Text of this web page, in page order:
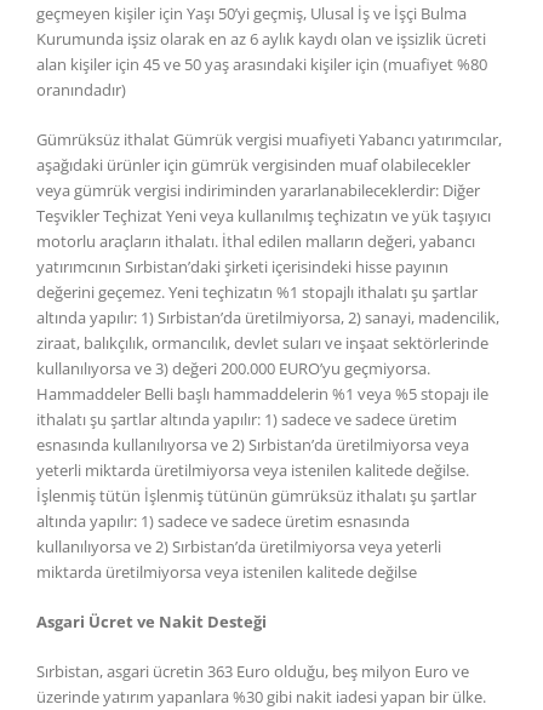
geçmeyen kişiler için Yaşı 50’yi geçmiş, Ulusal İş ve İşçi Bulma
Kurumunda işsiz olarak en az 6 aylık kaydı olan ve işsizlik ücreti
alan kişiler için 45 ve 50 yaş arasındaki kişiler için (muafiyet %80
oranındadır)
Gümrüksüz ithalat Gümrük vergisi muafiyeti Yabancı yatırımcılar,
aşağıdaki ürünler için gümrük vergisinden muaf olabilecekler
veya gümrük vergisi indiriminden yararlanabileceklerdir: Diğer
Teşvikler Teçhizat Yeni veya kullanılmış teçhizatın ve yük taşıyıcı
motorlu araçların ithalatı. İthal edilen malların değeri, yabancı
yatırımcının Sırbistan’daki şirketi içerisindeki hisse payının
değerini geçemez. Yeni teçhizatın %1 stopajlı ithalatı şu şartlar
altında yapılır: 1) Sırbistan’da üretilmiyorsa, 2) sanayi, madencilik,
ziraat, balıkçılık, ormancılık, devlet suları ve inşaat sektörlerinde
kullanılıyorsa ve 3) değeri 200.000 EURO’yu geçmiyorsa.
Hammaddeler Belli başlı hammaddelerin %1 veya %5 stopajı ile
ithalatı şu şartlar altında yapılır: 1) sadece ve sadece üretim
esnasında kullanılıyorsa ve 2) Sırbistan’da üretilmiyorsa veya
yeterli miktarda üretilmiyorsa veya istenilen kalitede değilse.
İşlenmiş tütün İşlenmiş tütünün gümrüksüz ithalatı şu şartlar
altında yapılır: 1) sadece ve sadece üretim esnasında
kullanılıyorsa ve 2) Sırbistan’da üretilmiyorsa veya yeterli
miktarda üretilmiyorsa veya istenilen kalitede değilse
Asgari Ücret ve Nakit Desteği
Sırbistan, asgari ücretin 363 Euro olduğu, beş milyon Euro ve
üzerinde yatırım yapanlara %30 gibi nakit iadesi yapan bir ülke.